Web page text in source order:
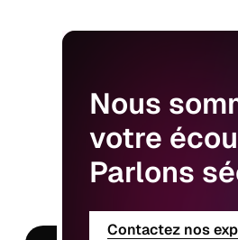
Nous
votre
Parlons
Contactez nos